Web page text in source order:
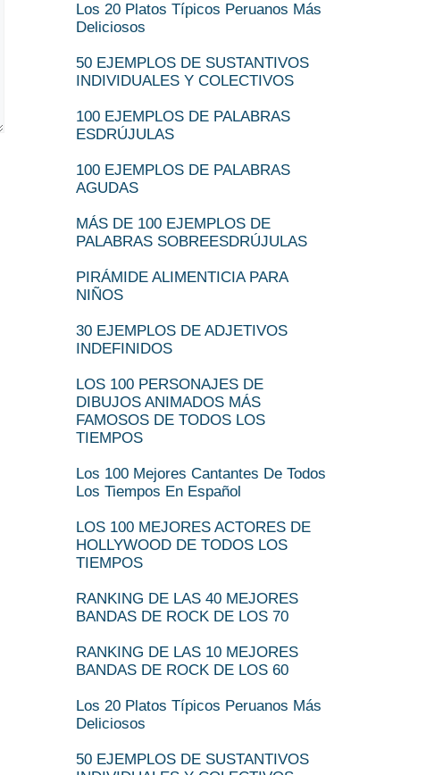
Los 20 Platos Típicos Peruanos Más
Deliciosos
50 EJEMPLOS DE SUSTANTIVOS
INDIVIDUALES Y COLECTIVOS
100 EJEMPLOS DE PALABRAS
ESDRÚJULAS
100 EJEMPLOS DE PALABRAS
AGUDAS
MÁS DE 100 EJEMPLOS DE
PALABRAS SOBREESDRÚJULAS
PIRÁMIDE ALIMENTICIA PARA
NIÑOS
30 EJEMPLOS DE ADJETIVOS
INDEFINIDOS
LOS 100 PERSONAJES DE
DIBUJOS ANIMADOS MÁS
FAMOSOS DE TODOS LOS
TIEMPOS
Los 100 Mejores Cantantes De Todos
Los Tiempos En Español
LOS 100 MEJORES ACTORES DE
HOLLYWOOD DE TODOS LOS
TIEMPOS
RANKING DE LAS 40 MEJORES
BANDAS DE ROCK DE LOS 70
RANKING DE LAS 10 MEJORES
BANDAS DE ROCK DE LOS 60
Los 20 Platos Típicos Peruanos Más
Deliciosos
50 EJEMPLOS DE SUSTANTIVOS